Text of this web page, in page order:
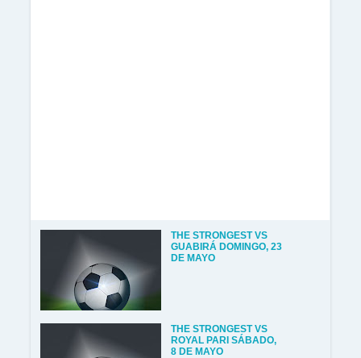
THE STRONGEST VS
GUABIRÁ DOMINGO, 23
DE MAYO
THE STRONGEST VS
ROYAL PARI SÁBADO,
8 DE MAYO